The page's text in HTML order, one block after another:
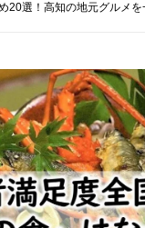
20選！高知の地元グルメ